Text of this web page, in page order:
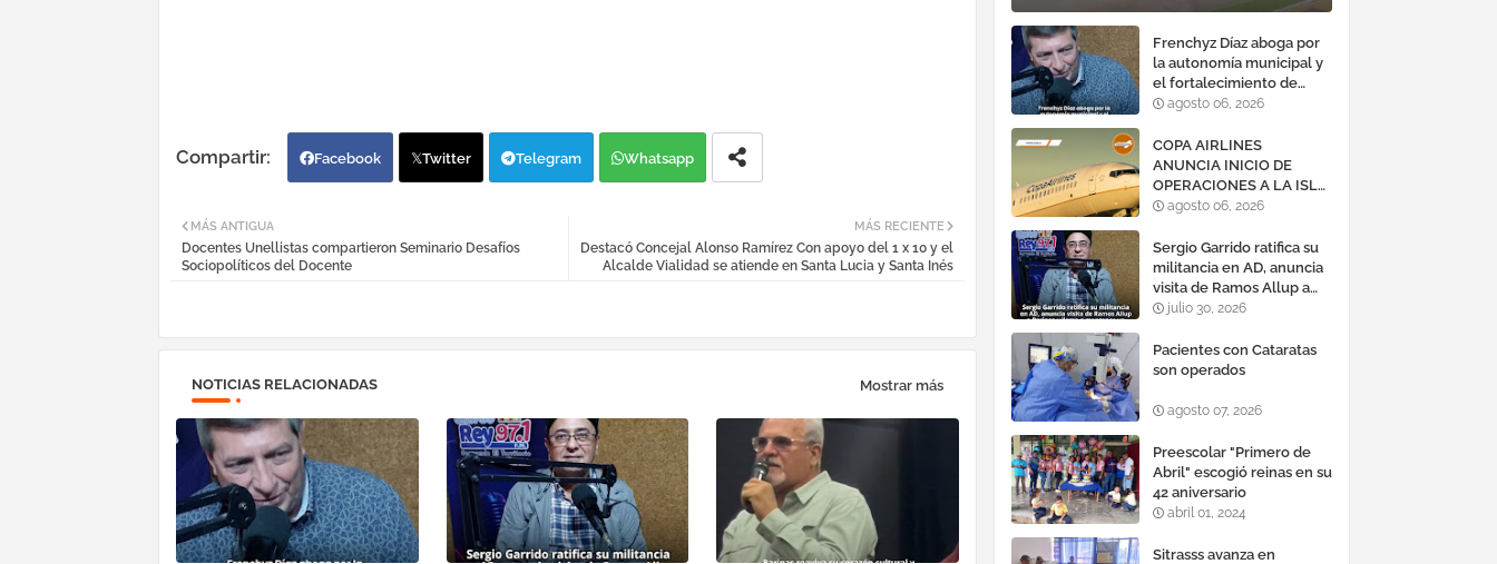
Facebook Twitter Telegram Whatsapp
MÁS RECIENTE
Destacó Concejal Alonso Ramírez Con apoyo del 1 x 10 y el
Alcalde Vialidad se atiende en Santa Lucia y Santa Inés
MÁS ANTIGUA
Docentes Unellistas compartieron Seminario Desafíos
Sociopolíticos del Docente
NOTICIAS RELACIONADAS Mostrar más
Frenchyz Díaz aboga por
la autonomía municipal y
el fortalecimiento de
servicios públicos
agosto 06, 2026
COPA AIRLINES
ANUNCIA INICIO DE
OPERACIONES A LA ISLA
DE MARGARITA,
agosto 06, 2026
Sergio Garrido ratifica su
militancia en AD, anuncia
visita de Ramos Allup a
Barinas y llama a
cauteloso»
julio 30, 2026
Pacientes con Cataratas
son operados
agosto 07, 2026
Preescolar "Primero de
Abril" escogió reinas en su
42 aniversario
abril 01, 2024
Sitrasss avanza en